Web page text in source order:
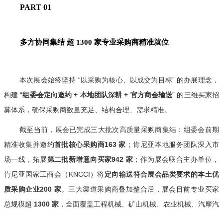
PART 01
多方协同集结 超 1300 家专业采购商精准就位
本次展会始终坚持 “以采购为核心、以成交为目标” 的办展理念，
构建 “组委会定向邀约 + 本地团队深耕 + 官方商会输送” 的三维买家招
募体系，确保采购商数量充足、结构合理、需求精准。
截至当前，展会已完成三大批次高质量采购商集结：组委会前期
精准收集并邀约首批核心采购商163 家 ；肯尼亚本地服务团队深入市
场一线，拓展第二批新增意向买家942 家 ；作为展会联合主办单位，
肯尼亚国家工商会（KNCCI）将定向输送符合展会品类要求的本土优
质采购企业200 家。三大渠道采购商叠加整合后，展会目前专业买家
总规模超 1300 家 ，全面覆盖工程机械、矿山机械、农业机械、汽摩汽